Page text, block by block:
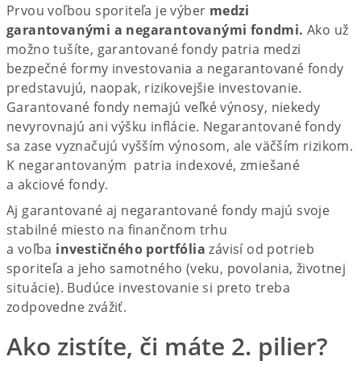
Prvou voľbou sporiteľa je výber medzi
garantovanými a negarantovanými fondmi. Ako už
možno tušíte, garantované fondy patria medzi
bezpečné formy investovania a negarantované fondy
predstavujú, naopak, rizikovejšie investovanie.
Garantované fondy nemajú veľké výnosy, niekedy
nevyrovnajú ani výšku inflácie. Negarantované fondy
sa zase vyznačujú vyšším výnosom, ale väčším rizikom.
K negarantovaným patria indexové, zmiešané
a akciové fondy.
Aj garantované aj negarantované fondy majú svoje
stabilné miesto na finančnom trhu
a voľba investičného portfólia závisí od potrieb
sporiteľa a jeho samotného (veku, povolania, životnej
situácie). Budúce investovanie si preto treba
zodpovedne zvážiť.
Ako zistíte, či máte 2. pilier?